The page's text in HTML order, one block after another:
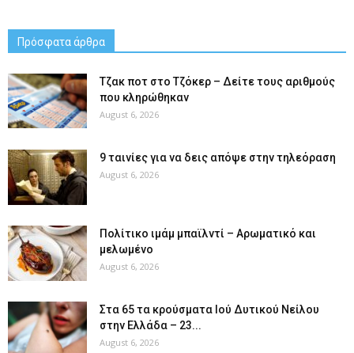
Πρόσφατα άρθρα
Tζακ ποτ στο Τζόκερ – Δείτε τους αριθμούς
που κληρώθηκαν
August 6, 2026
9 ταινίες για να δεις απόψε στην τηλεόραση
August 6, 2026
Πολίτικο ιμάμ μπαϊλντί – Αρωματικό και
μελωμένο
August 6, 2026
Στα 65 τα κρούσματα Ιού Δυτικού Νείλου
στην Ελλάδα – 23...
August 6, 2026